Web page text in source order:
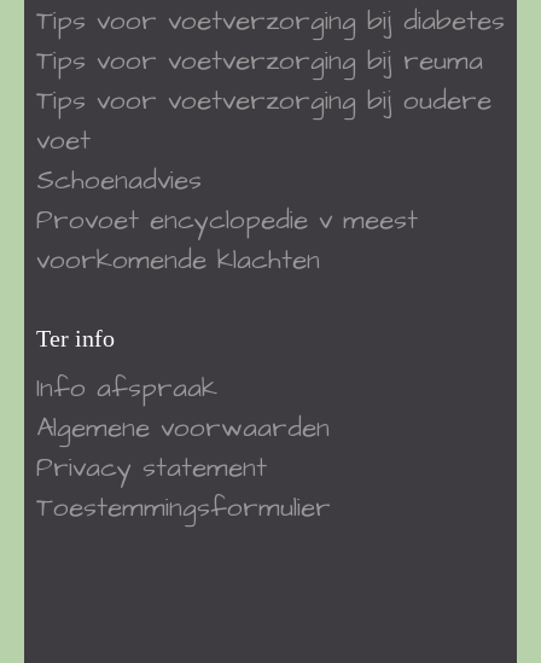
Tips voor voetverzorging bij diabetes
Tips voor voetverzorging bij reuma
Tips voor voetverzorging bij oudere
voet
Schoenadvies
Provoet encyclopedie v meest
voorkomende klachten
Ter info
Info afspraak
Algemene voorwaarden
Privacy statement
Toestemmingsformulier